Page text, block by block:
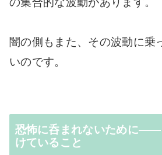
闇の側もまた、その波動に乗
いのです。
恐怖に呑まれないために――
けていること